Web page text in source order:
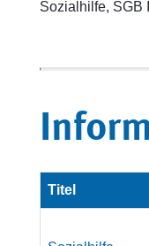
Sozialhilfe, SGB
Titel